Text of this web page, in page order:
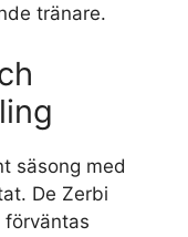
tränare.
säsong med
De Zerbi
förväntas